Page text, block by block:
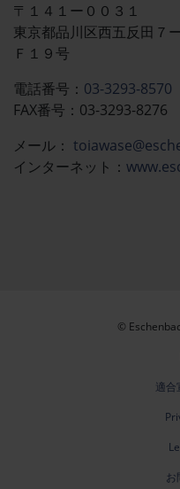
〒１４１ー００３１
東京都品川区西五反田７
Ｆ１９号
電話番号： 03-3293-8570
FAX番号：03-3293-8276
メール：​​​​
インターネット：
©
適合
お